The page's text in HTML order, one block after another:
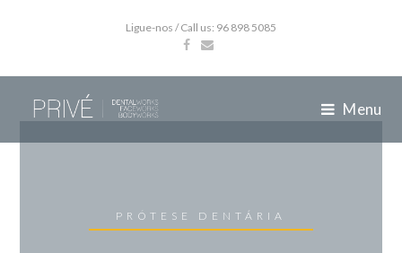
Ligue-nos / Call us: 96 898 5085
Menu
PRÓTESE DENTÁRIA